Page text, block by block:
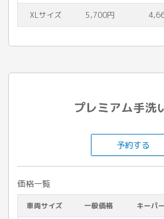
XLサイズ 5,700円
プレミアム手洗
予約する
価格一覧
車両サイズ 一般価格 キーパ